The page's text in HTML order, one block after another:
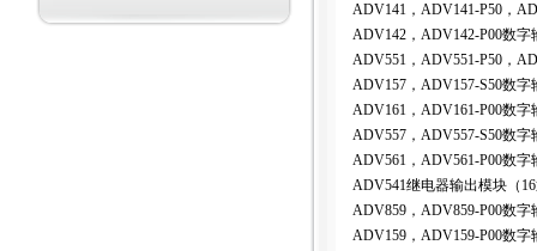
ADV141 ，ADV141-P50，
ADV142 ，ADV142-P00数
ADV551 ，ADV551-P50，
ADV157 ，ADV157-S50数
ADV161 ，ADV161-P00数
ADV557 ，ADV557-S50数
ADV561 ，ADV561-P00数
ADV541继电器输出模块（
ADV859 ，ADV859-P00数
ADV159 ，ADV159-P00数